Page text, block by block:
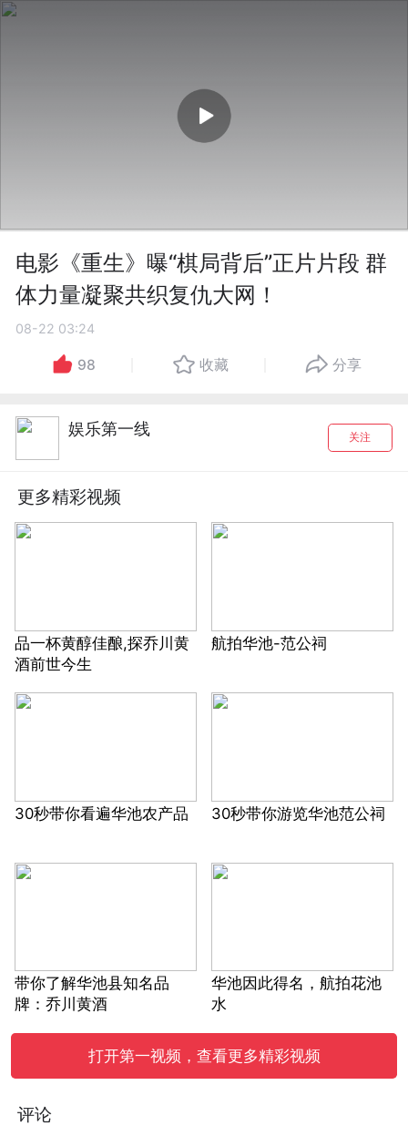
电影《重生》曝“棋局背后”正片片段 群
体力量凝聚共织复仇大网！
08-22 03:24
98 收藏 分享
娱乐第一线 关注
更多精彩视频
品一杯黄醇佳酿,探乔川黄
酒前世今生
航拍华池-范公祠
30秒带你看遍华池农产品 30秒带你游览华池范公祠
带你了解华池县知名品
牌：乔川黄酒
华池因此得名，航拍花池
水
打开第一视频，查看更多精彩视频
评论